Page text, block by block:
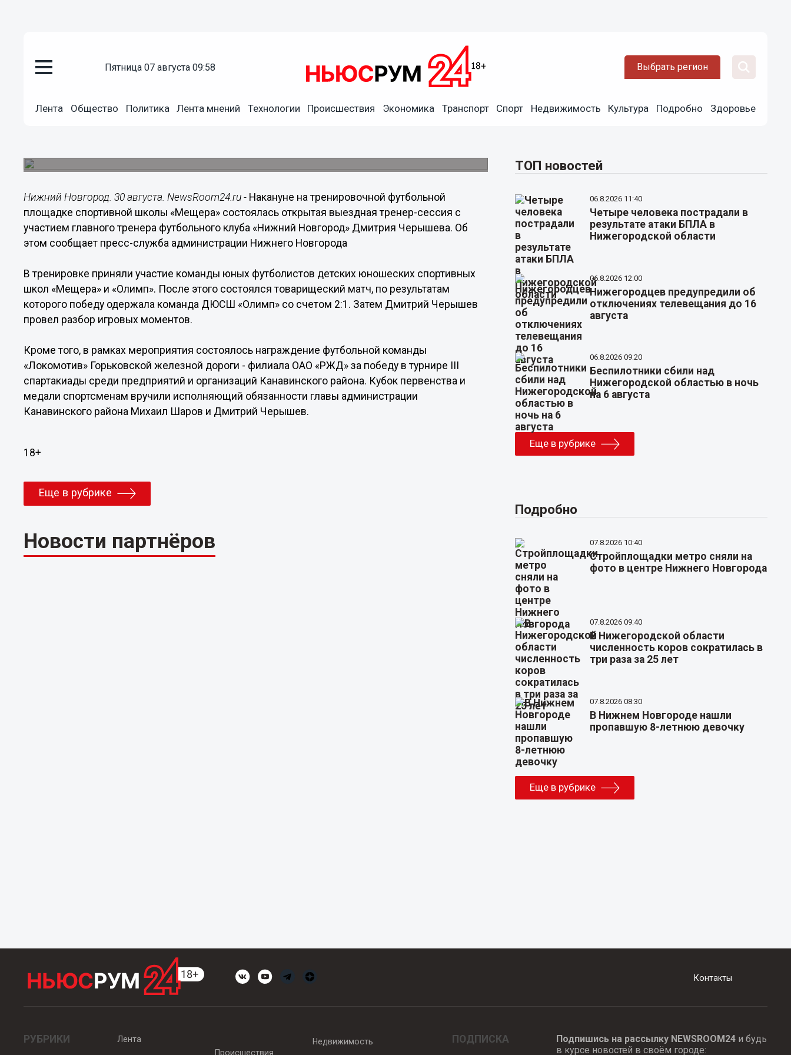
пятница 07 августа 09:58 Выбрать регион
Лента Общество Политика Лента мнений Технологии Происшествия Экономика Транспорт Спорт Недвижимость Культура Подробно Здоровье
В Канавинском районе состоялась тренер-сессия с
Нижний Новгород. 30 августа. NewsRoom24.ru - Накануне на тренировочной футбольной
площадке спортивной школы «Мещера» состоялась открытая выездная тренер-сессия с
участием главного тренера футбольного клуба «Нижний Новгород» Дмитрия Черышева. Об
этом сообщает пресс-служба администрации Нижнего Новгорода
В тренировке приняли участие команды юных футболистов детских юношеских спортивных
школ «Мещера» и «Олимп». После этого состоялся товарищеский матч, по результатам
которого победу одержала команда ДЮСШ «Олимп» со счетом 2:1. Затем Дмитрий Черышев
провел разбор игровых моментов.
Кроме того, в рамках мероприятия состоялось награждение футбольной команды
«Локомотив» Горьковской железной дороги - филиала ОАО «РЖД» за победу в турнире III
спартакиады среди предприятий и организаций Канавинского района. Кубок первенства и
медали спортсменам вручили исполняющий обязанности главы администрации
Канавинского района Михаил Шаров и Дмитрий Черышев.
18+
Еще в рубрике
Новости партнёров
ТОП новостей
06.8.2026 11:40
Четыре человека пострадали в
результате атаки БПЛА в
Нижегородской области
06.8.2026 12:00
Нижегородцев предупредили об
отключениях телевещания до 16
августа
06.8.2026 09:20
Беспилотники сбили над
Нижегородской областью в ночь
на 6 августа
Еще в рубрике
Подробно
07.8.2026 10:40
Стройплощадки метро сняли на
фото в центре Нижнего Новгорода
07.8.2026 09:40
В Нижегородской области
численность коров сократилась в
три раза за 25 лет
07.8.2026 08:30
В Нижнем Новгороде нашли
пропавшую 8-летнюю девочку
Еще в рубрике
Контакты
РУБРИКИ
Лента
Происшествия
Недвижимость ПОДПИСКА Подпишись на рассылку NEWSROOM24и будь
в курсе новостей в своём городе: